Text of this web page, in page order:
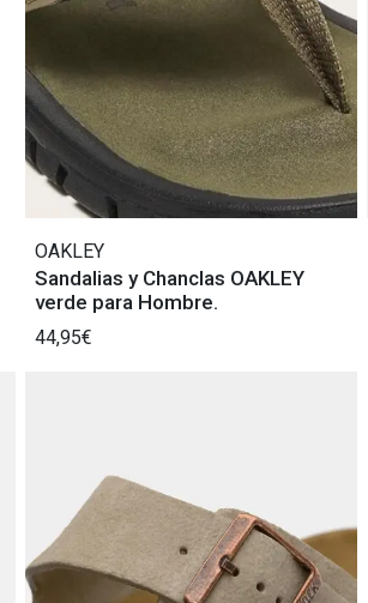
OAKLEY
Sandalias y Chanclas OAKLEY
verde para Hombre.
44,95€